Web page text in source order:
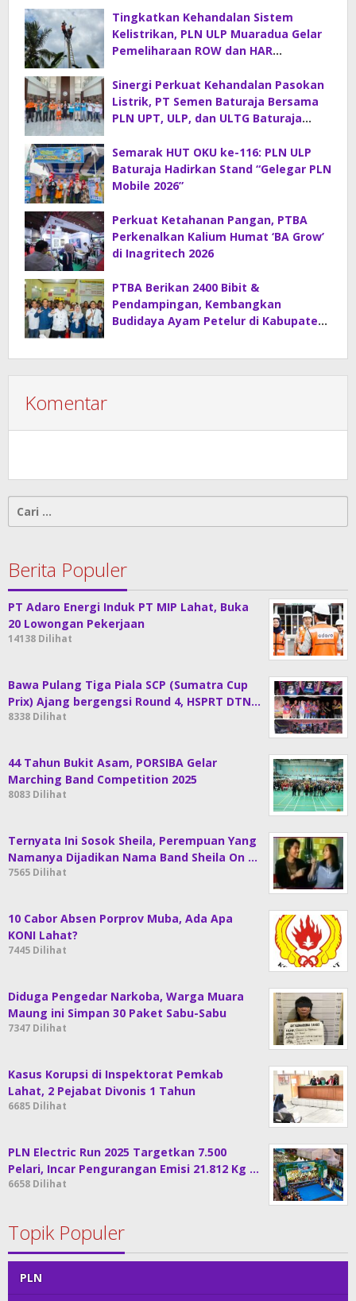
Tingkatkan Kehandalan Sistem
Kelistrikan, PLN ULP Muaradua Gelar
Pemeliharaan ROW dan HAR
Sinergi Perkuat Kehandalan Pasokan
Listrik, PT Semen Baturaja Bersama
PLN UPT, ULP, dan ULTG Baturaja
Semarak HUT OKU ke-116: PLN ULP
Baturaja Hadirkan Stand “Gelegar PLN
Mobile 2026”
Perkuat Ketahanan Pangan, PTBA
Perkenalkan Kalium Humat ‘BA Grow’
di Inagritech 2026
PTBA Berikan 2400 Bibit &
Pendampingan, Kembangkan
Budidaya Ayam Petelur di Kabupaten
Komentar
Cari
Berita Populer
PT Adaro Energi Induk PT MIP Lahat, Buka
20 Lowongan Pekerjaan
14138 Dilihat
Bawa Pulang Tiga Piala SCP (Sumatra Cup
Prix) Ajang bergengsi Round 4, HSPRT DTN…
8338 Dilihat
44 Tahun Bukit Asam, PORSIBA Gelar
Marching Band Competition 2025
8083 Dilihat
Ternyata Ini Sosok Sheila, Perempuan Yang
Namanya Dijadikan Nama Band Sheila On …
7565 Dilihat
10 Cabor Absen Porprov Muba, Ada Apa
KONI Lahat?
7445 Dilihat
Diduga Pengedar Narkoba, Warga Muara
Maung ini Simpan 30 Paket Sabu-Sabu
7347 Dilihat
Kasus Korupsi di Inspektorat Pemkab
Lahat, 2 Pejabat Divonis 1 Tahun
6685 Dilihat
PLN Electric Run 2025 Targetkan 7.500
Pelari, Incar Pengurangan Emisi 21.812 Kg …
6658 Dilihat
Topik Populer
PLN